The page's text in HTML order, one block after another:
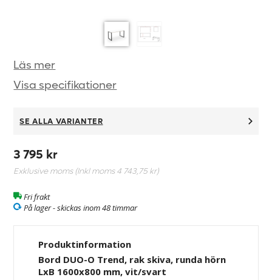
Läs mer
Visa specifikationer
SE ALLA VARIANTER
3 795 kr
Exklusive moms (Inkl moms4 743,75 kr)
Fri frakt
På lager - skickas inom 48 timmar
Produktinformation
Bord DUO-O Trend, rak skiva, runda hörn
LxB 1600x800 mm, vit/svart